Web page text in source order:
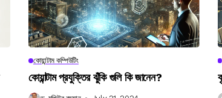
কোয়ান্টাম কম্পিউটিং
কোয়ান্টাম প্রযুক্তির ঝুঁকি গুলি কি জানেন?